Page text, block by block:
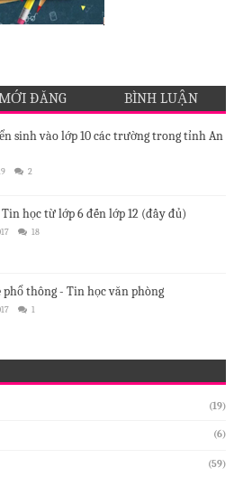
ĐĂNG BÌNH LUẬN
sinh vào lớp 10 các trường trong tỉnh An
2
học từ lớp 6 đến lớp 12 (đầy đủ)
18
thông - Tin học văn phòng
1
(19)
(6)
(59)